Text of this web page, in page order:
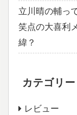
立川晴の輔っ
笑点の大喜利
緯？
カテゴリー
レビュー